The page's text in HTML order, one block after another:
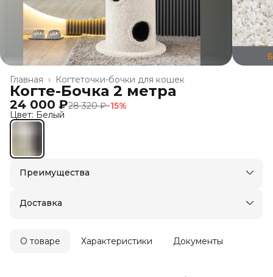
Когтеточки-бочки для кошек
Главная ›
Когте-Бочка 2 метра
24 000 ₽28 320 ₽−15%
Цвет: Белый
Преимущества
Доставка в пункты выдачи или до двери
Доставка
О товаре Характеристики Документы